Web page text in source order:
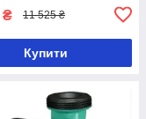
₴ 11 525 ₴
Купити